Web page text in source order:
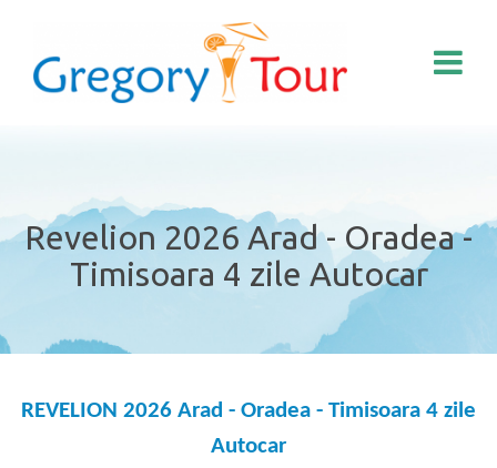
Revelion 2026 Arad - Oradea -
Timisoara 4 zile Autocar
REVELION 2026 Arad - Oradea - Timisoara 4 zile
Autocar